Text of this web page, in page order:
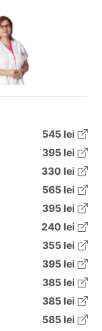
545 lei
395 lei
330 lei
565 lei
395 lei
240 lei
355 lei
395 lei
385 lei
385 lei
585 lei